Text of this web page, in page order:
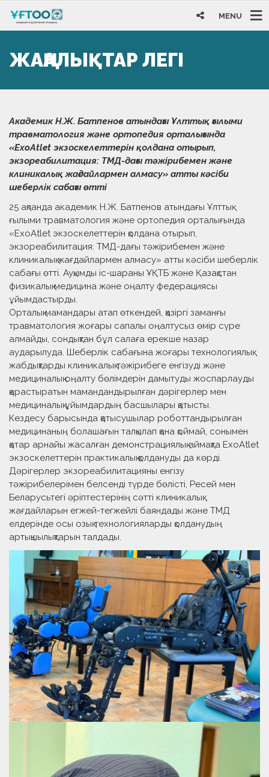
MENU
ЖАҢАЛЫҚТАР ЛЕГІ
Академик Н.Ж. Батпенов атындағы Ұлттық ғылыми
травматология және ортопедия орталығында
«ExoAtlet экзоскелеттерін қолдана отырып,
экзореабилитация: ТМД-дағы тәжірибемен және
клиникалық жағдайлармен алмасу» атты кәсіби
шеберлік сабағы өтті
25 ақпанда академик Н.Ж. Батпенов атындағы Ұлттық
ғылыми травматология және ортопедия орталығында
«ExoAtlet экзоскелеттерін қолдана отырып,
экзореабилитация: ТМД-дағы тәжірибемен және
клиникалық жағдайлармен алмасу» атты кәсіби шеберлік
сабағы өтті. Ауқымды іс-шараны ҰҚТБ және Қазақстан
физикалық медицина және оңалту федерациясы
ұйымдастырды.
Орталық мамандары атап өткендей, қазіргі заманғы
травматология жоғары сапалы оңалтусыз өмір сүре
алмайды, сондықтан бұл салаға ерекше назар
аударылуда. Шеберлік сабағына жоғары технологиялық
жабдықтарды клиникалық тәжірибеге енгізуді және
медициналық оңалту бөлімдерін дамытуды жоспарлауды
қарастыратын мамандандырылған дәрігерлер мен
медициналық ұйымдардың басшылары қатысты.
Кездесу барысында қатысушылар роботтандырылған
медицинаның болашағын талқылап қана қоймай, сонымен
қатар арнайы жасалған демонстрациялық аймақта ExoAtlet
экзоскелеттерін практикалық қолдануды да көрді.
Дәрігерлер экзореабилитацияны енгізу
тәжірибелерімен белсенді түрде бөлісті, Ресей мен
Беларусьтегі әріптестерінің сәтті клиникалық
жағдайларын егжей-тегжейлі баяндады және ТМД
елдерінде осы озық технологияларды қолданудың
артықшылықтарын талдады.